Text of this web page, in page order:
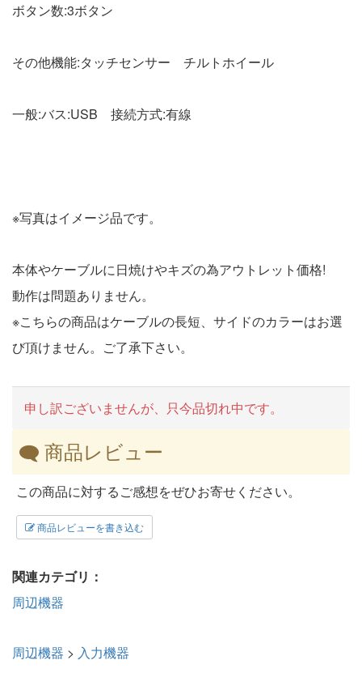
ボタン数:3ボタン
その他機能:タッチセンサー チルトホイール
一般:バス:USB 接続方式:有線
※写真はイメージ品です。
本体やケーブルに日焼けやキズの為アウトレット価格!
動作は問題ありません。
※こちらの商品はケーブルの長短、サイドのカラーはお選
び頂けません。ご了承下さい。
申し訳ございませんが、只今品切れ中です。
商品レビュー
この商品に対するご感想をぜひお寄せください。
商品レビューを書き込む
関連カテゴリ：
周辺機器
周辺機器 > 入力機器